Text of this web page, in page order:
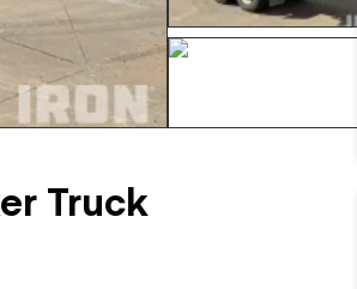
Trailers
Remolques volcados
Remolques de
plataforma
Remolques de troncos
Truck